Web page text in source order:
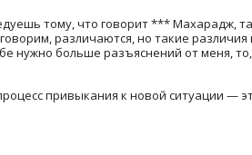
тому, что говорит *** Махарадж,
различаются, но такие
нужно больше разъяснений от меня,
привыкания к новой ситуации —